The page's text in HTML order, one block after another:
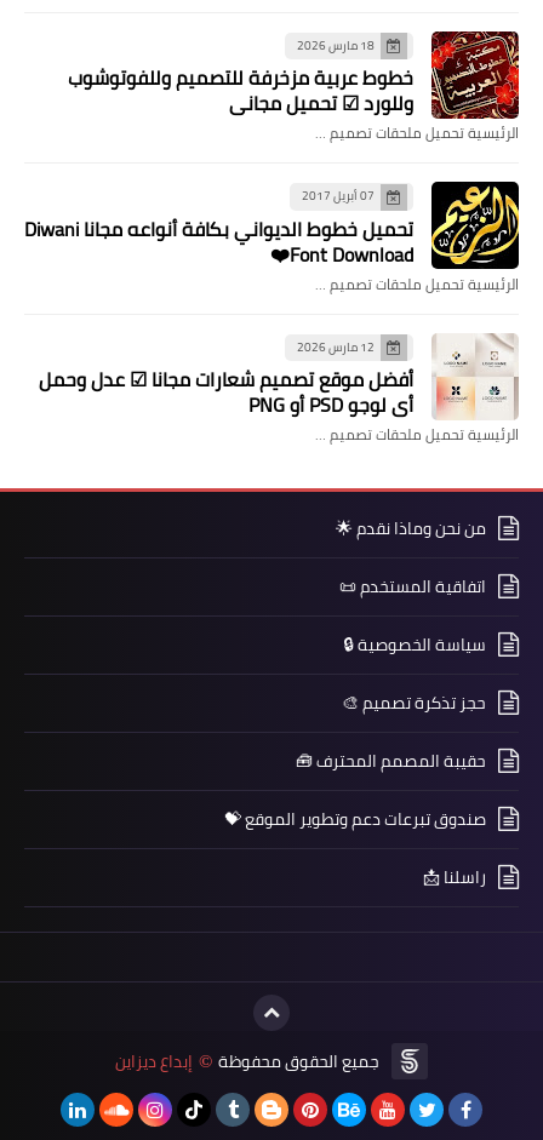
18 مارس 2026
خطوط عربية مزخرفة للتصميم وللفوتوشوب
وللورد ☑ تحميل مجاني
الرئيسية تحميل ملحقات تصميم …
07 أبريل 2017
تحميل خطوط الديواني بكافة أنواعه مجانا Diwani
Font Download❤️
الرئيسية تحميل ملحقات تصميم …
12 مارس 2026
​أفضل موقع تصميم شعارات مجانا ☑ عدل وحمل
أي لوجو PSD أو PNG
الرئيسية تحميل ملحقات تصميم …
من نحن وماذا نقدم 🌟
اتفاقية المستخدم 📜
سياسة الخصوصية 🔒
حجز تذكرة تصميم 🎨
حقيبة المصمم المحترف 🧰
صندوق تبرعات دعم وتطوير الموقع 💝
راسلنا 📩
جميع الحقوق محفوظة © إبداع ديزاين